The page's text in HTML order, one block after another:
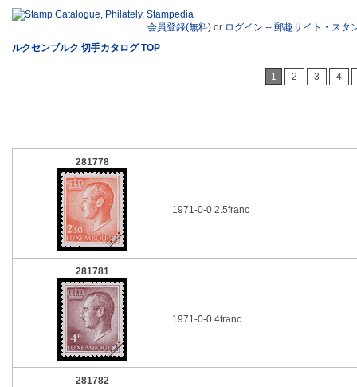
会員登録(無料) or ログイン -- 郵趣サイト・スタ
ルクセンブルク 切手カタログ TOP
1 2 3 4
281778
1971-0-0 2.5franc
281781
1971-0-0 4franc
281782